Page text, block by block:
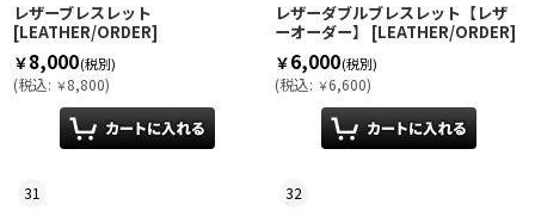
レザーブレスレット
[LEATHER/ORDER]
￥8,000(税別)
(税込: ￥8,800)
レザーダブルブレスレット【レザ
ーオーダー】
[LEATHER/ORDER]
￥6,000(税別)
(税込: ￥6,600)
31 32